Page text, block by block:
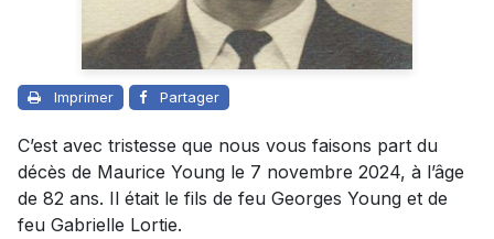
Imprimer Partager
C’est avec tristesse que nous vous faisons part du
décès de Maurice Young le 7 novembre 2024, à l’âge
de 82 ans. Il était le fils de feu Georges Young et de
feu Gabrielle Lortie.